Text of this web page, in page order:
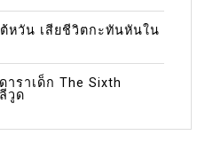
หวัน เสียชีวิตกะทันหันใน
าราเด็ก The Sixth
วูด